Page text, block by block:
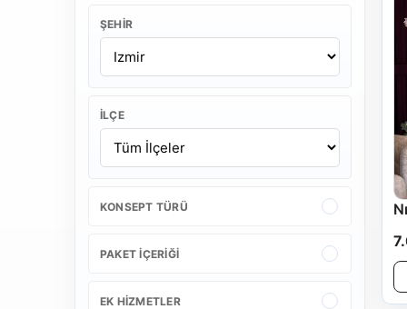
ŞEHIR
İLÇE
KONSEPT TÜRÜ
PAKET İÇERIĞI
EK HIZMETLER